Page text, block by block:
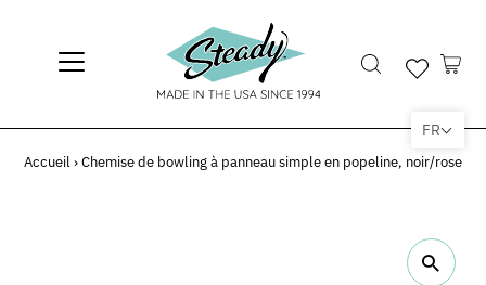
Accueil›Chemise de bowling à panneau simple en popeline, noir/rose
FR